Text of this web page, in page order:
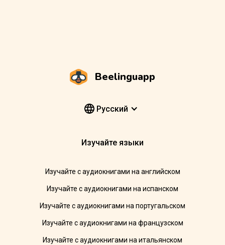
Beelinguapp
Pусский
Изучайте языки
Изучайте с аудиокнигами на английском
Изучайте с аудиокнигами на испанском
Изучайте с аудиокнигами на португальском
Изучайте с аудиокнигами на французском
Изучайте с аудиокнигами на итальянском